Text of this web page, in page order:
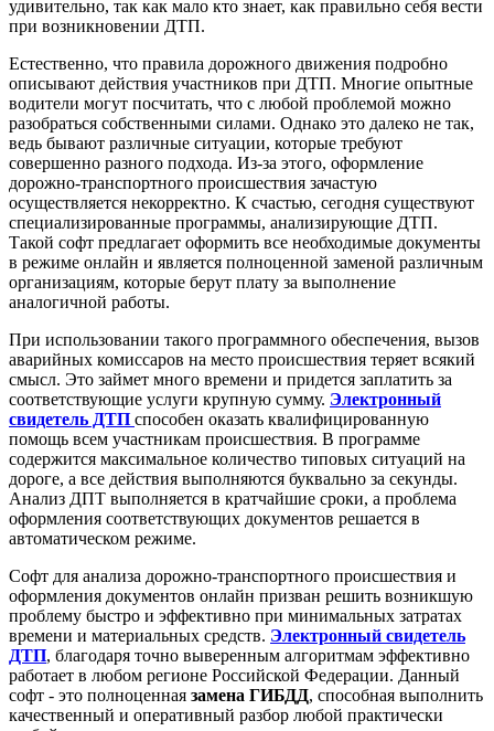
удивительно, так как мало кто знает, как правильно себя вести
при возникновении ДТП.
Естественно, что правила дорожного движения подробно
описывают действия участников при ДТП. Многие опытные
водители могут посчитать, что с любой проблемой можно
разобраться собственными силами. Однако это далеко не так,
ведь бывают различные ситуации, которые требуют
совершенно разного подхода. Из-за этого, оформление
дорожно-транспортного происшествия зачастую
осуществляется некорректно. К счастью, сегодня существуют
специализированные программы, анализирующие ДТП.
Такой софт предлагает оформить все необходимые документы
в режиме онлайн и является полноценной заменой различным
организациям, которые берут плату за выполнение
аналогичной работы.
При использовании такого программного обеспечения, вызов
аварийных комиссаров на место происшествия теряет всякий
смысл. Это займет много времени и придется заплатить за
соответствующие услуги крупную сумму. Электронный
свидетель ДТП способен оказать квалифицированную
помощь всем участникам происшествия. В программе
содержится максимальное количество типовых ситуаций на
дороге, а все действия выполняются буквально за секунды.
Анализ ДПТ выполняется в кратчайшие сроки, а проблема
оформления соответствующих документов решается в
автоматическом режиме.
Софт для анализа дорожно-транспортного происшествия и
оформления документов онлайн призван решить возникшую
проблему быстро и эффективно при минимальных затратах
времени и материальных средств. Электронный свидетель
ДТП, благодаря точно выверенным алгоритмам эффективно
работает в любом регионе Российской Федерации. Данный
софт - это полноценная замена ГИБДД, способная выполнить
качественный и оперативный разбор любой практически